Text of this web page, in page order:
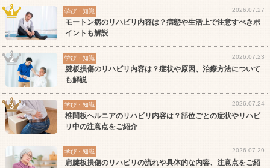
学び・知識 2026.07.27
モートン病のリハビリ内容は？病態や生活上で注意すべきポ
イントも解説
学び・知識 2026.07.23
腱板損傷のリハビリ内容は？症状や原因、治療方法について
も解説
学び・知識 2026.07.24
椎間板ヘルニアのリハビリ内容は？部位ごとの症状やリハビ
リ中の注意点をご紹介
学び・知識 2026.07.29
肩腱板損傷のリハビリの流れや具体的な内容、注意点をご紹